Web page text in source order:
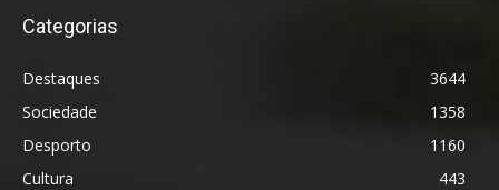
Categorias
Destaques
3644
Sociedade
1358
Desporto
1160
Cultura
443